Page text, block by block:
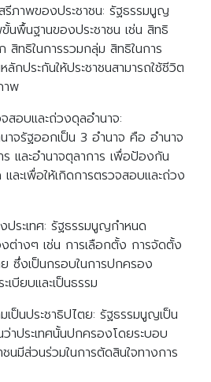
รีภาพของประชาชน: รัฐธรรมนูญ
พื้นฐานของประชาชน เช่น สิทธิ
สิทธิในการรวมกลุ่ม สิทธิในการ
กประกันให้ประชาชนสามารถใช้ชีวิต
าพ
สอบและถ่วงดุลอำนาจ:
จรัฐออกเป็น 3 อำนาจ คือ อำนาจ
และอำนาจตุลาการ เพื่อป้องกัน
และเพื่อให้เกิดการตรวจสอบและถ่วง
ประเทศ: รัฐธรรมนูญกำหนด
งต่างๆ เช่น การเลือกตั้ง การจัดตั้ง
ซึ่งเป็นกรอบในการปกครอง
เบียบและเป็นธรรม
นประชาธิปไตย: รัฐธรรมนูญเป็น
ประเทศนั้นปกครองโดยระบอบ
นมีส่วนร่วมในการตัดสินใจทางการ